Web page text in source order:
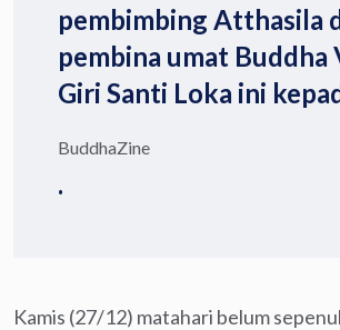
pembimbing Atthasila
pembina umat Buddha
Giri Santi Loka ini
BuddhaZine
.
Kamis (27/12) matahari belum